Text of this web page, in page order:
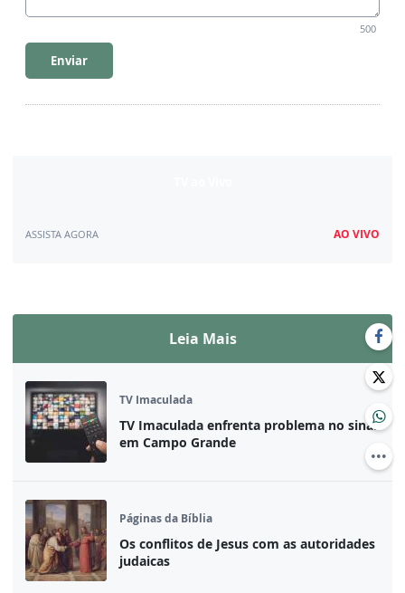
500
Enviar
ASSISTA AGORA AO VIVO
Leia Mais
TV Imaculada
TV Imaculada enfrenta problema no sinal
em Campo Grande
Páginas da Bíblia
Os conflitos de Jesus com as autoridades
judaicas